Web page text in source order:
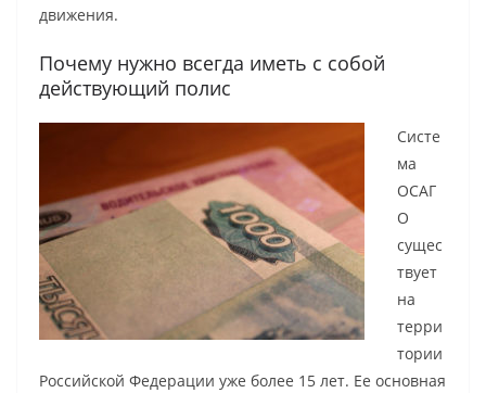
движения.
Почему нужно всегда иметь с собой
действующий полис
Систе
ма
ОСАГ
О
сущес
твует
на
терри
тории
Российской Федерации уже более 15 лет. Ее основная